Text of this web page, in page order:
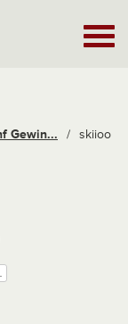
Gewin...
/ skiioo